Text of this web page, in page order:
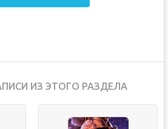
ИЗ ЭТОГО РАЗДЕЛА